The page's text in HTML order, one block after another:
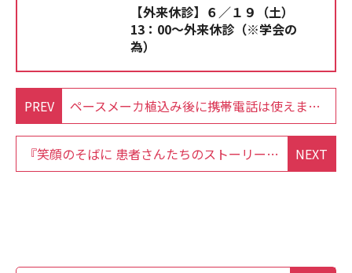
【外来休診】６／１９（土）
13：00～外来休診（※学会の
為）
PREV ペースメーカ植込み後に携帯電話は使えますか？【THR通信 / 2021年12月号】
NEXT
『笑顔のそばに 患者さんたちのストーリー』に当院のスタッフが出演しました。